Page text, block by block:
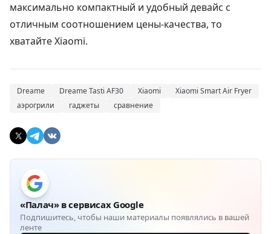
максимально компактный и удобный девайс с
отличным соотношением цены-качества, то
хватайтеXiaomi.
Dreame Dreame Tasti AF30 Xiaomi
Xiaomi Smart Air Fryer
аэрогрили
гаджеты сравнение
«Палач» в сервисах Google
Подпишитесь, чтобы наши материалы появлялись в вашей
ленте